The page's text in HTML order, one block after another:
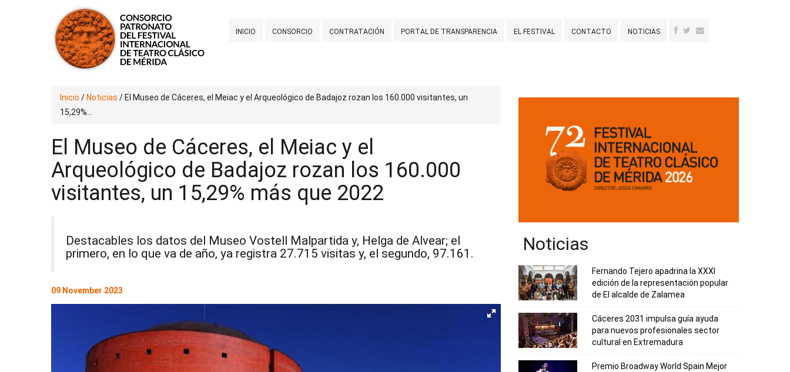
INICIO CONSORCIO CONTRATACIÓN PORTAL DE TRANSPARENCIA EL FESTIVAL CONTACTO NOTICIAS
Inicio / Noticias / El Museo de Cáceres, el Meiac y el Arqueológico de Badajoz rozan los 160.000 visitantes, un
15,29%...
El Museo de Cáceres, el Meiac y el
Arqueológico de Badajoz rozan los 160.000
visitantes, un 15,29% más que 2022
Destacables los datos del Museo Vostell Malpartida y, Helga de Alvear; el
primero, en lo que va de año, ya registra 27.715 visitas y, el segundo, 97.161.
09 November 2023
Noticias
Fernando Tejero apadrina la XXXI
edición de la representación popular
de El alcalde de Zalamea
Cáceres 2031 impulsa guía ayuda
para nuevos profesionales sector
cultural en Extremadura
Premio Broadway World Spain Mejor